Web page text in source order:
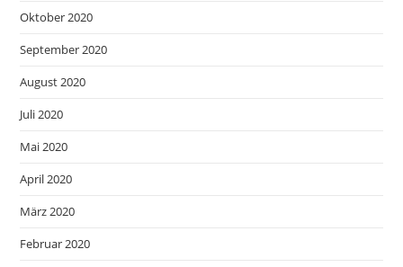
Oktober 2020
September 2020
August 2020
Juli 2020
Mai 2020
April 2020
März 2020
Februar 2020